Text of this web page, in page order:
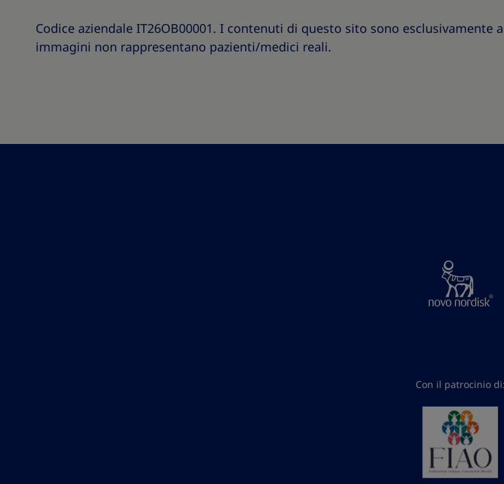
Codice aziendale IT26OB00001. I contenuti di questo sito sono
immagini non rappresentano pazienti/medici reali.
Con il patrocinio di: